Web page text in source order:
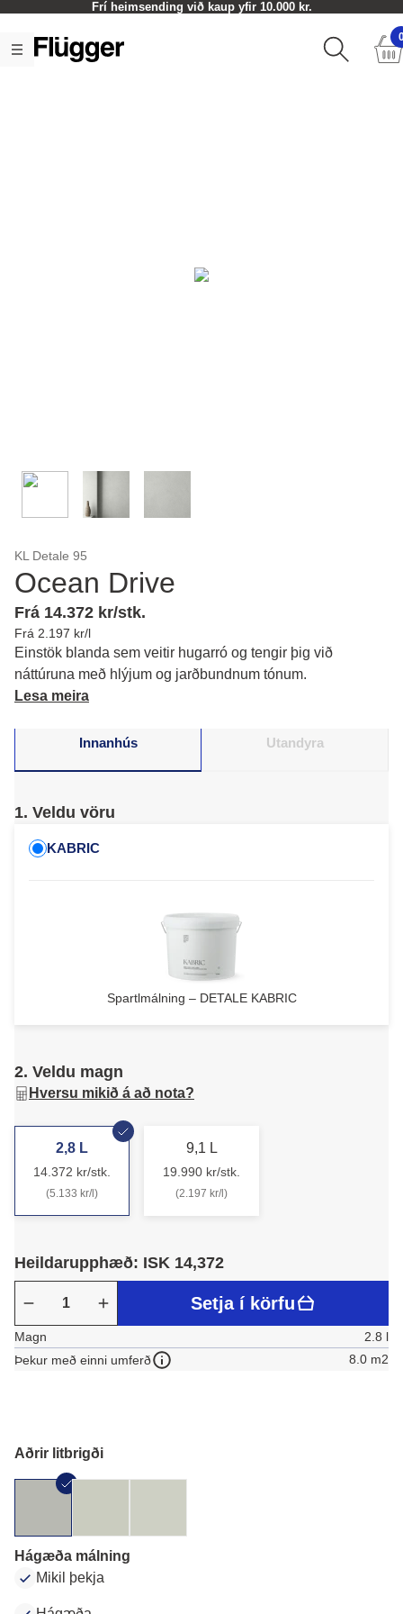
Frí heimsending við kaup yfir 10.000 kr.
KL Detale 95
Ocean Drive
Frá 14.372 kr/stk.
Frá 2.197 kr/l
Einstök blanda sem veitir hugarró og tengir þig við
náttúruna með hlýjum og jarðbundnum tónum.
Lesa meira
Innanhús Utandyra
1. Veldu vöru
KABRIC
Spartlmálning – DETALE KABRIC
2. Veldu magn
Hversu mikið á að nota?
2,8 L
14.372 kr/stk.
(5.133 kr/l)
9,1 L
19.990 kr/stk.
(2.197 kr/l)
Heildarupphæð: ISK 14,372
Setja í körfu
Magn
2.8 l
Þekur með einni umferð
8.0 m2
Aðrir litbrigði
Hágæða málning
Mikil þekja